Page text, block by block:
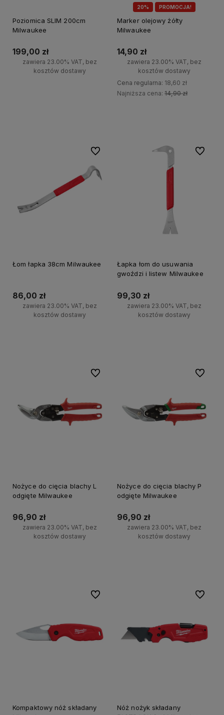
Poziomica SLIM 200cm
Milwaukee
199,00 zł
zawiera 23.00% VAT, bez
kosztów dostawy
20% PROMOCJA!
Marker olejowy żółty
Milwaukee
14,90 zł
zawiera 23.00% VAT, bez
kosztów dostawy
Cena regularna: 18,60 zł
Najniższa cena: 14,90 zł
Łom łapka 38cm Milwaukee
86,00 zł
zawiera 23.00% VAT, bez
kosztów dostawy
Do ulubionych
Łapka łom do usuwania
gwoździ i listew Milwaukee
99,30 zł
zawiera 23.00% VAT, bez
kosztów dostawy
Do
Nożyce do cięcia blachy L
odgięte Milwaukee
96,90 zł
zawiera 23.00% VAT, bez
kosztów dostawy
Do ulubionych
Nożyce do cięcia blachy P
odgięte Milwaukee
96,90 zł
zawiera 23.00% VAT, bez
kosztów dostawy
Do
Kompaktowy nóż składany
Do ulubionych
Nóż nożyk składany
Do